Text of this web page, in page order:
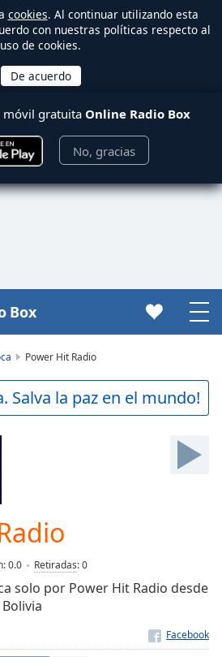
cookies. Al continuar utilizando esta
con nuestras políticas respecto al
uso de cookies.
móvil gratuita Online Radio Box
No, gracias
Box
Power Hit Radio
Salva la paz en el mundo!
0.0 Retiradas:0
solo por Power Hit Radio desde